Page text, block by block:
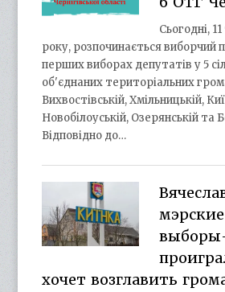
Сьогодні,
року, розпочинається виборчий
перших виборах депутатів у 5
об'єднаних територіальних
Вихвостівській, Хмільницькій,
Новобілоуській, Озерянській та
Відповідно до…
мэрские
хочет возглавить